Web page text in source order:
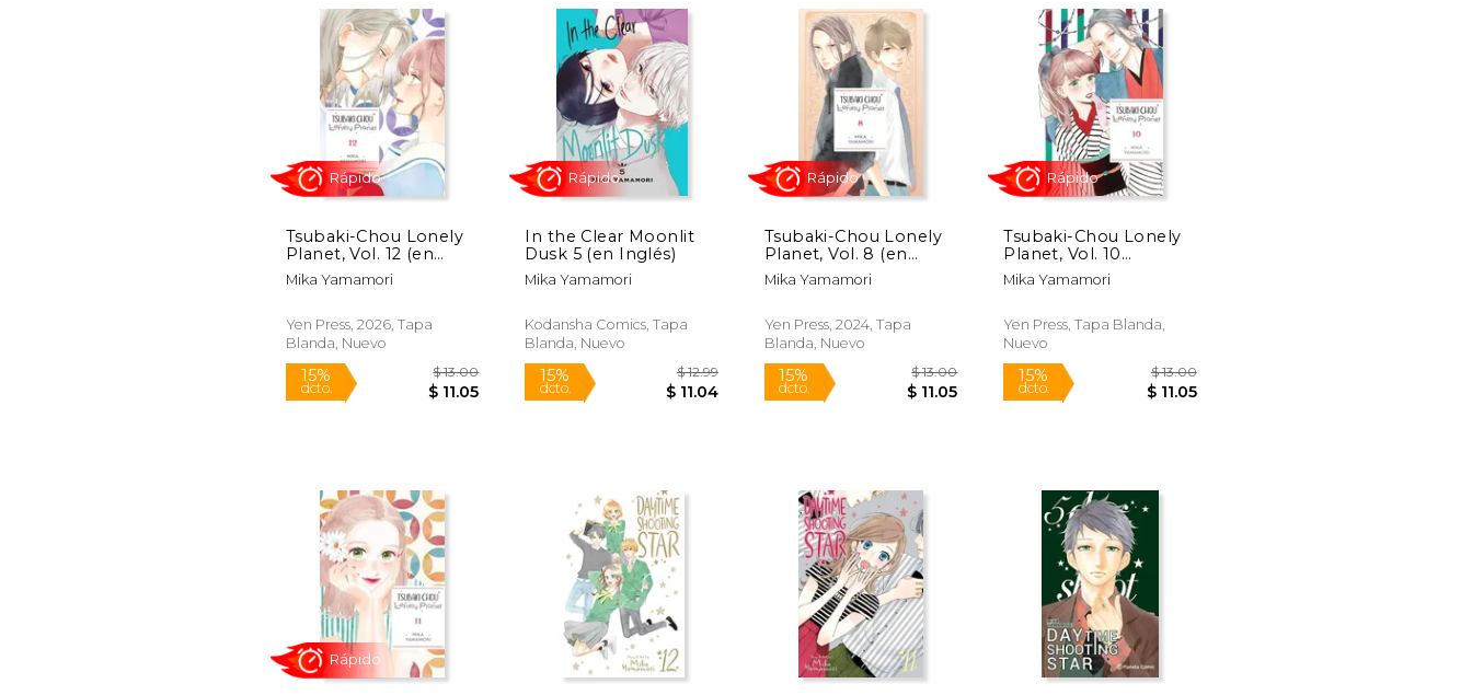
11%
dcto.
$ 12.99
$ 11.54
15%
dcto.
$ 12.99
$ 11.04
15%
dcto.
$ 12.99
$ 11.04
15%
dcto.
Tsubaki-Chou Lonely
Planet, Vol. 12 (en
Inglés)
Mika Yamamori
Yen Press, 2026, Tapa
Blanda, Nuevo
Rápido
In the Clear Moonlit
Dusk 5 (en Inglés)
Mika Yamamori
Kodansha Comics, Tapa
Blanda, Nuevo
Rápido
Tsubaki-Chou Lonely
Planet, Vol. 8 (en
Inglés)
Mika Yamamori
Yen Press, 2024, Tapa
Blanda, Nuevo
Rápido
Tsubaki-Chou Lonely
Planet, Vol. 10
(Volume 10) (Tsubaki-
Chou Lonely Planet,
Mika Yamamori
Yen Press, Tapa Blanda,
Nuevo